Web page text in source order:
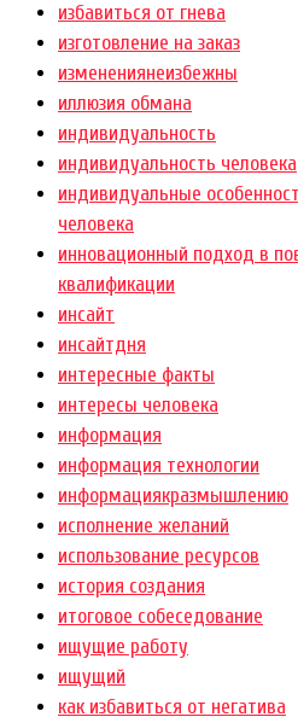
избавиться от гнева
изготовление на заказ
изменениянеизбежны
иллюзия обмана
индивидуальность
индивидуальность человека
индивидуальные
человека
инновационный подход в
квалификации
инсайт
инсайтдня
интересные факты
интересы человека
информация
информация технологии
информациякразмышлению
исполнение желаний
использование ресурсов
история создания
итоговое собеседование
ищущие работу
ищущий
как избавиться от негатива